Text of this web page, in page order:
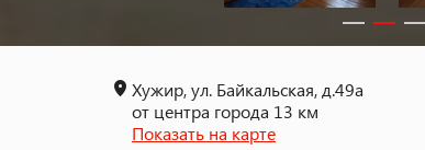
Хужир, ул. Байкальская, д.49а
от центра города 13 км
Показать на карте